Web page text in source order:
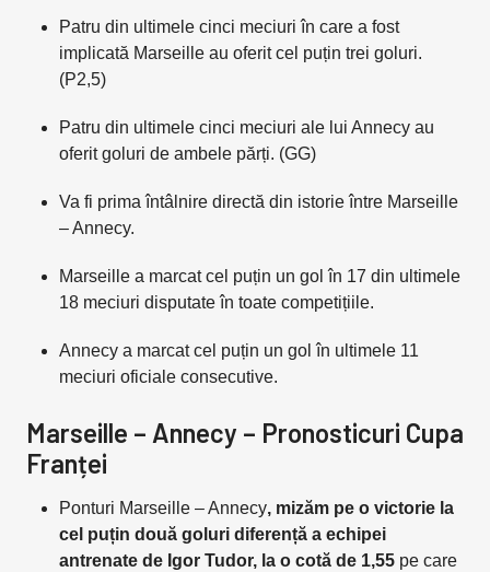
Patru din ultimele cinci meciuri în care a fost
implicată Marseille au oferit cel puțin trei goluri.
(P2,5)
Patru din ultimele cinci meciuri ale lui Annecy au
oferit goluri de ambele părți. (GG)
Va fi prima întâlnire directă din istorie între Marseille
– Annecy.
Marseille a marcat cel puțin un gol în 17 din ultimele
18 meciuri disputate în toate competițiile.
Annecy a marcat cel puțin un gol în ultimele 11
meciuri oficiale consecutive.
Marseille – Annecy – Pronosticuri Cupa
Franței
Ponturi Marseille – Annecy, mizăm pe o victorie la
cel puțin două goluri diferență a echipei
antrenate de Igor Tudor, la o cotă de 1,55 pe care